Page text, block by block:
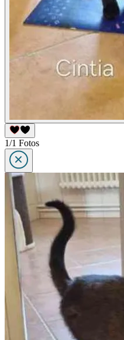
1/1 Fotos